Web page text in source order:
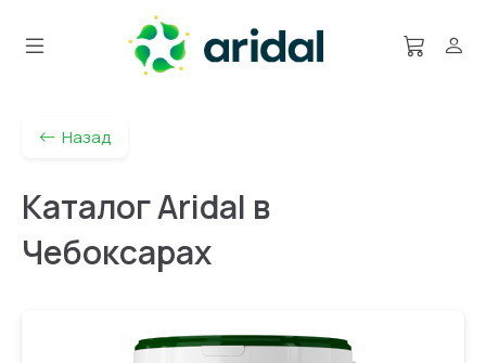
Назад
Каталог Aridal в
Чебоксарах